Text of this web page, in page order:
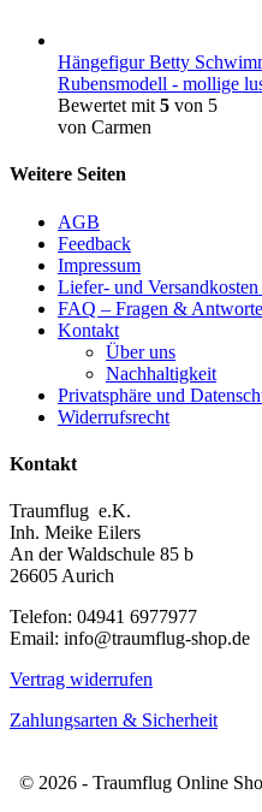
Hängefigur Betty
Rubensmodell - mollige
Bewertet mit 5 von 5
von Carmen
Weitere Seiten
AGB
Feedback
Impressum
Liefer- und
FAQ – Fragen &
Kontakt
Über uns
Nachhaltigkeit
Privatsphäre und
Widerrufsrecht
Kontakt
Traumflug e.K.
Inh. Meike Eilers
An der Waldschule 85 b
26605 Aurich
Telefon: 04941 6977977
Email: info@traumflug-shop.de
Vertrag widerrufen
Zahlungsarten & Sicherheit
© 2026 - Traumflug Online